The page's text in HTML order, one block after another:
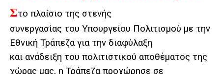
Στο πλαίσιο της στενής
συνεργασίας του Υπουργείου Πολιτισμού με την
Εθνική Τράπεζα για την διαφύλαξη
και ανάδειξη του πολιτιστικού αποθέματος της
χώρας μας, η Τράπεζα προχώρησε σε